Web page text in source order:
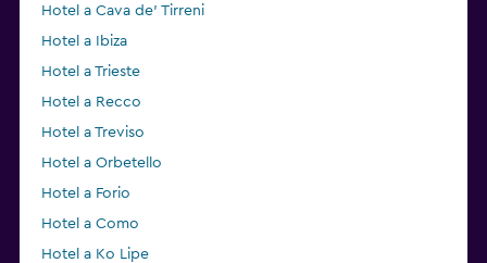
Hotel a Cava de' Tirreni
Hotel a Ibiza
Hotel a Trieste
Hotel a Recco
Hotel a Treviso
Hotel a Orbetello
Hotel a Forio
Hotel a Como
Hotel a Ko Lipe